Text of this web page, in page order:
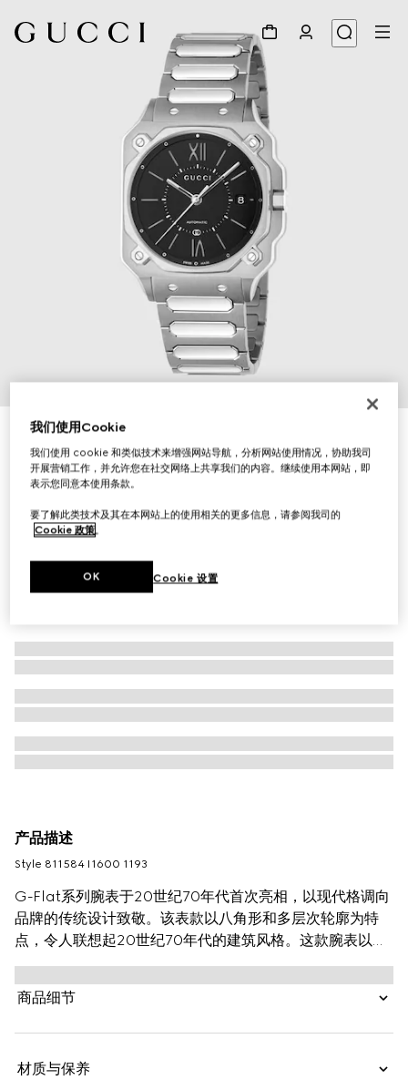
G-Flat系列36毫米腕表
€ 2.400
产品描述
Style ‎811584 I1600 1193
G-Flat系列腕表于20世纪70年代首次亮相，以现代格调向
品牌的传统设计致敬。该表款以八角形和多层次轮廓为特
点，令人联想起20世纪70年代的建筑风格。这款腕表以不
锈钢材质匠心打造，配以黑色蛋白石表盘、罗马数字时标和
日期视窗。
商品细节
材质与保养
我们使用Cookie
我们使用 cookie 和类似技术来增强网站导航，分析网站使用情况，协助我司
开展营销工作，并允许您在社交网络上共享我们的内容。继续使用本网站，即
表示您同意本使用条款。
要了解此类技术及其在本网站上的使用相关的更多信息，请参阅我司的
Cookie 政策。
Cookie 设置
OK